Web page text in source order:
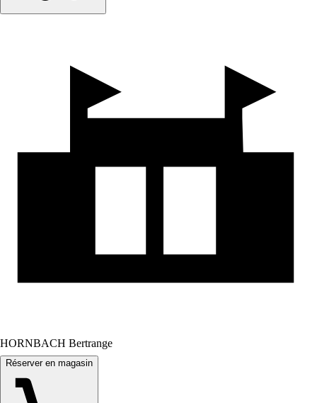
HORNBACH Bertrange
Réserver en magasin